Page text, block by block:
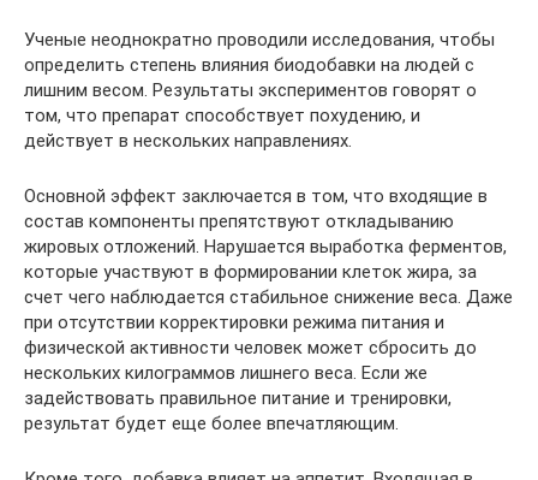
Ученые неоднократно проводили исследования, чтобы
определить степень влияния биодобавки на людей с
лишним весом. Результаты экспериментов говорят о
том, что препарат способствует похудению, и
действует в нескольких направлениях.
Основной эффект заключается в том, что входящие в
состав компоненты препятствуют откладыванию
жировых отложений. Нарушается выработка ферментов,
которые участвуют в формировании клеток жира, за
счет чего наблюдается стабильное снижение веса. Даже
при отсутствии корректировки режима питания и
физической активности человек может сбросить до
нескольких килограммов лишнего веса. Если же
задействовать правильное питание и тренировки,
результат будет еще более впечатляющим.